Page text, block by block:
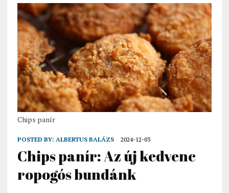
Chips panír
POSTED BY: ALBERTUS BALÁZS 2024-12-03
Chips panír: Az új kedvenc
ropogós bundánk